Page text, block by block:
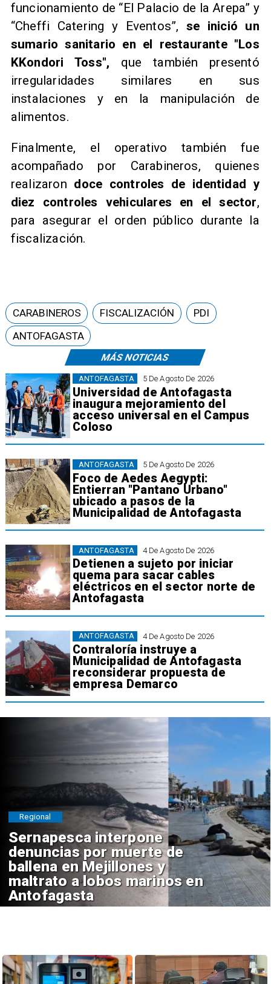
funcionamiento de “El Palacio de la Arepa” y
“Cheffi Catering y Eventos”, se inició un
sumario sanitario en el restaurante "Los
KKondori Toss", que también presentó
irregularidades similares en sus
instalaciones y en la manipulación de
alimentos.
Finalmente, el operativo también fue
acompañado por Carabineros, quienes
realizaron doce controles de identidad y
diez controles vehiculares en el sector,
para asegurar el orden público durante la
fiscalización.
MÁS NOTICIAS
5 De Agosto De 2026
Universidad de Antofagasta
inaugura mejoramiento del
acceso universal en el Campus
Coloso
ANTOFAGASTA
5 De Agosto De 2026
Foco de Aedes Aegypti:
Entierran "Pantano Urbano"
ubicado a pasos de la
Municipalidad de Antofagasta
ANTOFAGASTA
4 De Agosto De 2026
Detienen a sujeto por iniciar
quema para sacar cables
eléctricos en el sector norte de
Antofagasta
ANTOFAGASTA
4 De Agosto De 2026
Contraloría instruye a
Municipalidad de Antofagasta
reconsiderar propuesta de
empresa Demarco
ANTOFAGASTA
CARABINEROS FISCALIZACIÓN
PDI
ANTOFAGASTA
Sernapesca interpone
denuncias por muerte de
ballena en Mejillones y
maltrato a lobos marinos en
Antofagasta
Regional